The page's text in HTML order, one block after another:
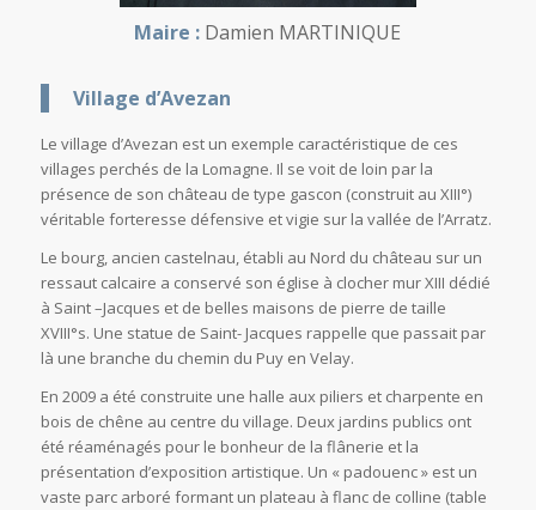
Maire : Damien MARTINIQUE
Village d’Avezan
Le village d’Avezan est un exemple caractéristique de ces
villages perchés de la Lomagne. Il se voit de loin par la
présence de son château de type gascon (construit au XIII°)
véritable forteresse défensive et vigie sur la vallée de l’Arratz.
Le bourg, ancien castelnau, établi au Nord du château sur un
ressaut calcaire a conservé son église à clocher mur XIII dédié
à Saint –Jacques et de belles maisons de pierre de taille
XVIII°s. Une statue de Saint- Jacques rappelle que passait par
là une branche du chemin du Puy en Velay.
En 2009 a été construite une halle aux piliers et charpente en
bois de chêne au centre du village. Deux jardins publics ont
été réaménagés pour le bonheur de la flânerie et la
présentation d’exposition artistique. Un « padouenc » est un
vaste parc arboré formant un plateau à flanc de colline (table